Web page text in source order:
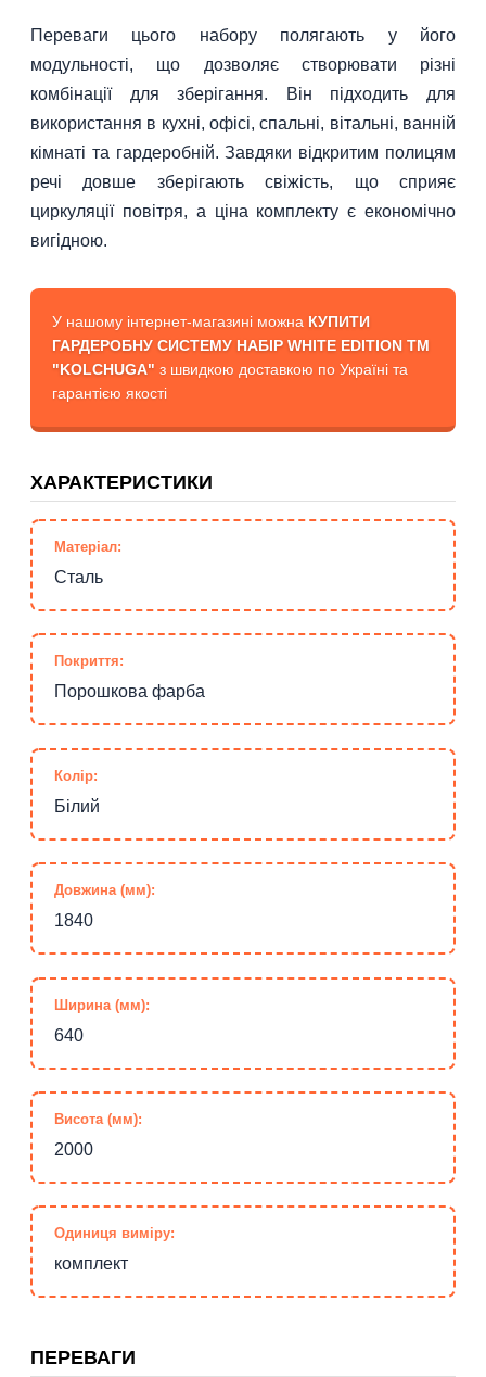
Переваги цього набору полягають у його
модульності, що дозволяє створювати різні
комбінації для зберігання. Він підходить для
використання в кухні, офісі, спальні, вітальні, ванній
кімнаті та гардеробній. Завдяки відкритим полицям
речі довше зберігають свіжість, що сприяє
циркуляції повітря, а ціна комплекту є економічно
вигідною.
У нашому інтернет-магазині можна КУПИТИ
ГАРДЕРОБНУ СИСТЕМУ НАБІР WHITE EDITION ТМ
"KOLCHUGA" з швидкою доставкою по Україні та
гарантією якості
ХАРАКТЕРИСТИКИ
Матеріал:
Сталь
Покриття:
Порошкова фарба
Колір:
Білий
Довжина (мм):
1840
Ширина (мм):
640
Висота (мм):
2000
Одиниця виміру:
комплект
ПЕРЕВАГИ